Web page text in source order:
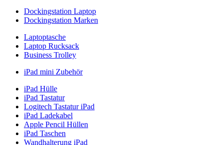
Dockingstation Laptop
Dockingstation Marken
Laptoptasche
Laptop Rucksack
Business Trolley
iPad mini Zubehör
iPad Hülle
iPad Tastatur
Logitech Tastatur iPad
iPad Ladekabel
Apple Pencil Hüllen
iPad Taschen
Wandhalterung iPad